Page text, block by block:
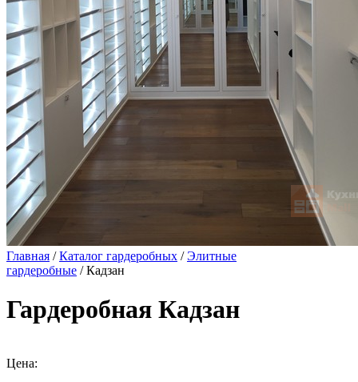
Главная /Каталог гардеробных /Элитные
гардеробные / Кадзан
Гардеробная Кадзан
Цена: